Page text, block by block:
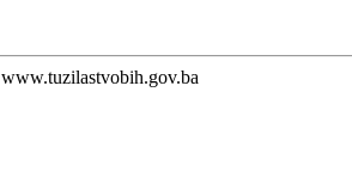
www.tuzilastvobih.gov.ba